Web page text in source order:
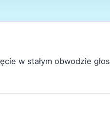
w stałym obwodzie